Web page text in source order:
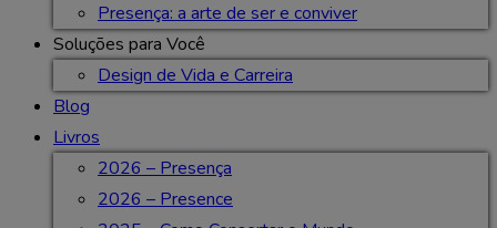
Presença: a arte de ser e conviver
Soluções para Você
Design de Vida e Carreira
Blog
Livros
2026 – Presença
2026 – Presence